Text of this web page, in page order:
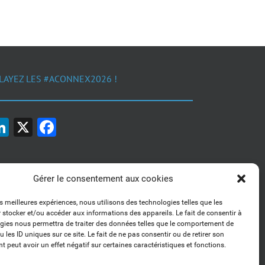
Gérer le consentement aux cookies
meilleures expériences, nous utilisons des technologies telles que les
stocker et/ou accéder aux informations des appareils. Le fait de consentir à
nous permettra de traiter des données telles que le comportement de
les ID uniques sur ce site. Le fait de ne pas consentir ou de retirer son
peut avoir un effet négatif sur certaines caractéristiques et fonctions.
LES #ACONNEX2026 !
LinkedIn
X
1, 2, 3... Buzzez !
Découvrez nos kits communication